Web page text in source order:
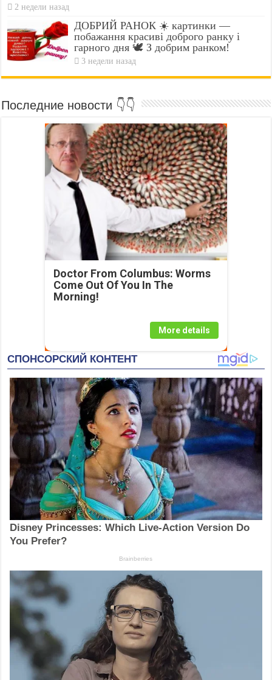
2 недели назад
ДОБРИЙ РАНОК ☀️ картинки —
побажання красиві доброго ранку і
гарного дня 🕊️ З добрим ранком!
3 недели назад
Последние новости 👇👇
Doctor From Columbus: Worms
Come Out Of You In The
Morning!
More details